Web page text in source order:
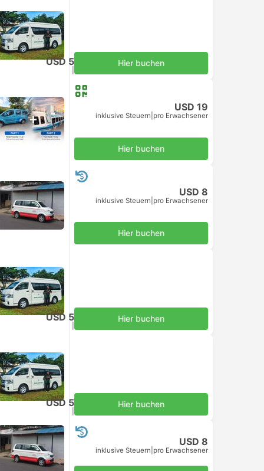
USD 5 Hier buchen
USD 19
inklusive Steuern pro Erwachsener
Hier buchen
USD 8
inklusive Steuern pro Erwachsener
Hier buchen
USD 5 Hier buchen
USD 5 Hier buchen
USD 8
inklusive Steuern pro Erwachsener